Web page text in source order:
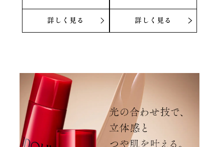
詳しく見る 詳しく見る